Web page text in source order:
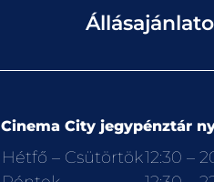
Cinema City jegypénztár
Hétfő – Csütörtök12:30 –